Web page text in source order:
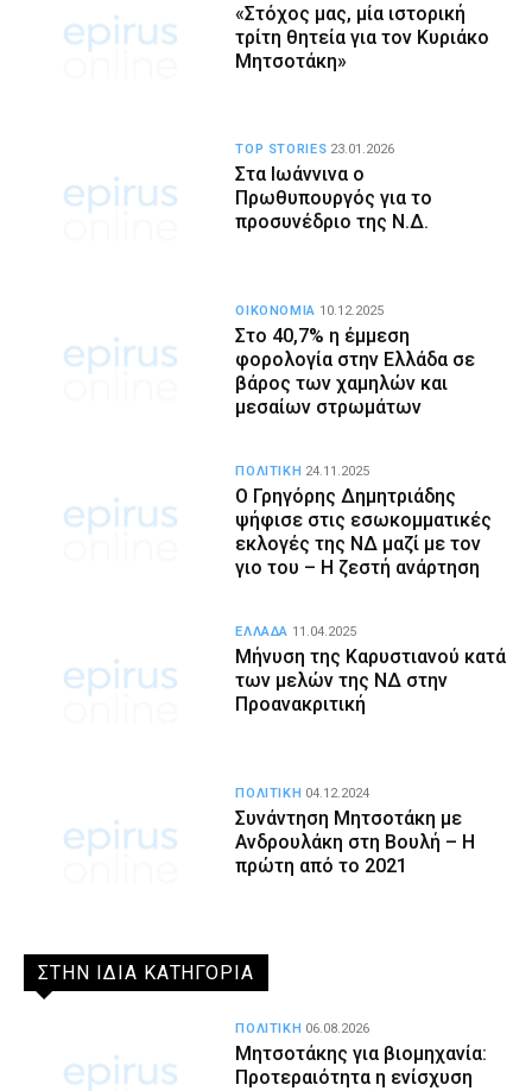
«Στόχος μας, μία ιστορική
τρίτη θητεία για τον Κυριάκο
Μητσοτάκη»
Στα Ιωάννινα ο
Πρωθυπουργός για το
προσυνέδριο της Ν.Δ.
TOP STORIES 23.01.2026
Στο 40,7% η έμμεση
φορολογία στην Ελλάδα σε
βάρος των χαμηλών και
μεσαίων στρωμάτων
ΟΙΚΟΝΟΜΙΑ 10.12.2025
Ο Γρηγόρης Δημητριάδης
ψήφισε στις εσωκομματικές
εκλογές της ΝΔ μαζί με τον
γιο του – Η ζεστή ανάρτηση
ΠΟΛΙΤΙΚΗ 24.11.2025
Μήνυση της Καρυστιανού κατά
των μελών της ΝΔ στην
Προανακριτική
ΕΛΛΑΔΑ 11.04.2025
Συνάντηση Μητσοτάκη με
Ανδρουλάκη στη Βουλή – Η
πρώτη από το 2021
ΠΟΛΙΤΙΚΗ 04.12.2024
ΣΤΗΝ ΙΔΙΑ ΚΑΤΗΓΟΡΙΑ
Μητσοτάκης για βιομηχανία:
Προτεραιότητα η ενίσχυση
ΠΟΛΙΤΙΚΗ 06.08.2026